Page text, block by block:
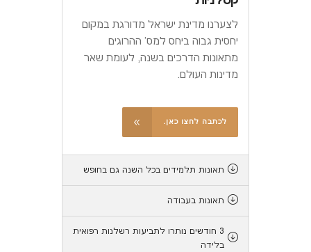
לצערנו מדינת ישראל מדורגת במקום
יחסית גבוה ביחס למס' ההרוגים
מתאונות הדרכים בשנה, לעומת שאר
מדינות העולם.
לכתבה לחצו כאן.
תאונות תלמידים בכל השנה גם בחופש
תאונות בעבודה
3 חודשים נותרו לתביעות רשלנות רפואית
בלידה